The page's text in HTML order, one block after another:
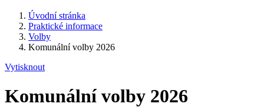
Úvodní stránka
Praktické informace
Volby
Komunální volby 2026
Vytisknout
Komunální volby 2026